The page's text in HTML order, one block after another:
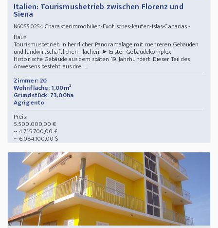
Italien: Tourismusbetrieb zwischen Florenz und
Siena
N60550254Charakterimmobilien-Exotisches-kaufen-Islas-Canarias -
Haus
Tourismusbetrieb in herrlicher Panoramalage mit mehreren Gebäuden
und landwirtschaftlichen Flächen. ➤ Erster Gebäudekomplex -
Historische Gebäude aus dem späten 19. Jahrhundert. Dieser Teil des
Anwesens besteht aus drei ...
Zimmer: 20
Wohnfläche: 1,00m²
Grundstück: 73,00ha
Agrigento
Preis:
5.500.000,00 €
~ 4.715.700,00 £
~ 6.084.100,00 $